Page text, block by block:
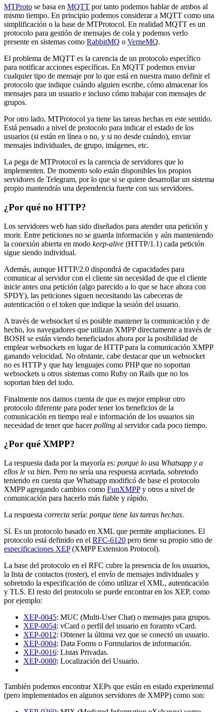
MTProto se basa en MQTT por tanto podemos hablar de ambos al
mismo tiempo. En principio podemos considerar a MQTT como una
simplificación o la base de MTProtocol. En realidad MQTT es un
protocolo para gestión de mensajes de cola y podemos verlo
presente en sistemas como RabbitMQ o VerneMQ.
El problema de MQTT es la carencia de un protocolo específico
para notificar acciones específicas. En MQTT podemos enviar
cualquier tipo de mensaje por lo que está en nuestra mano definir el
protocolo que indique cuándo alguien escribe, cómo almacenar los
mensajes para un usuario e incluso cómo trabajar con mensajes de
grupos.
Por otro lado, MTProtocol ya tiene las tareas hechas en este sentido.
Está pensado a nivel de protocolo para indicar el estado de los
usuarios (si están en línea o no, y si no desde cuándo), enviar
mensajes individuales, de grupo, imágenes, etc.
La pega de MTProtocol es la carencia de servidores que lo
implementen. De momento solo están disponibles los propios
servidores de Telegram, por lo que si se quiere desarrollar un sistema
propio mantendrás una dependencia fuerte con sus servidores.
¿Por qué no HTTP?
Los servidores web han sido diseñados para atender una petición y
morir. Entre peticiones no se guarda información y aún manteniendo
la conexión abierta en modo keep-alive (HTTP/1.1) cada petición
sigue siendo individual.
Además, aunque HTTP/2.0 dispondrá de capacidades para
comunicar al servidor con el cliente sin necesidad de que el cliente
inicie antes una petición (algo parecido a lo que se hace ahora con
SPDY), las peticiones siguen necesitando las cabeceras de
autenticación o el token que indique la sesión del usuario.
A través de websocket sí es posible mantener la comunicación y de
hecho, los navegadores que utilizan XMPP directamente a través de
BOSH se están viendo beneficiados ahora por la posibilidad de
emplear websockets en lugar de HTTP para la comunicación XMPP
ganando velocidad. No obstante, cabe destacar que un websocket
no es HTTP y que hay lenguajes como PHP que no soportan
websockets u otros sistemas como Ruby on Rails que no los
soportan bien del todo.
Finalmente nos damos cuenta de que es mejor emplear otro
protocolo diferente para poder tener los beneficios de la
comunicación en tiempo real e información de los usuarios sin
necesidad de tener que hacerpolling al servidor cada poco tiempo.
¿Por qué XMPP?
La respuesta dada por la mayoría es: porque lo usa Whatsapp y a
ellos le va bien. Pero no sería una respuesta acertada, sobretodo
teniendo en cuenta que Whatsapp modificó de base el protocolo
XMPP agregando cambios como FunXMPPy otros a nivel de
comunicación para hacerlo más fiable y rápido.
La respuesta correcta sería: porque tiene las tareas hechas.
Sí. Es un protocolo basado en XML que permite ampliaciones. El
protocolo está definido en el RFC-6120 pero tiene su propio sitio de
especificaciones XEP(XMPP Extension Protocol).
La base del protocolo en el RFC cubre la presencia de los usuarios,
la lista de contactos (roster), el envío de mensajes individuales y
sobretodo la especificación de cómo utilizar el XML, autenticación
y TLS. El resto del protocolo se puede encontrar en los XEP, como
por ejemplo:
XEP-0045: MUC (Multi-User Chat) o mensajes para grupos.
XEP-0054: vCard o perfil del usuario en foramto vCard.
XEP-0012: Obtener la última vez que se conectó un usuario.
XEP-0004: Data Forms o Formularios de información.
XEP-0016: Listas Privadas.
XEP-0080: Localización del Usuario.
También podemos encontrar XEPs que están en estado experimental
(pero implementados en algunos servidores de XMPP) como son: